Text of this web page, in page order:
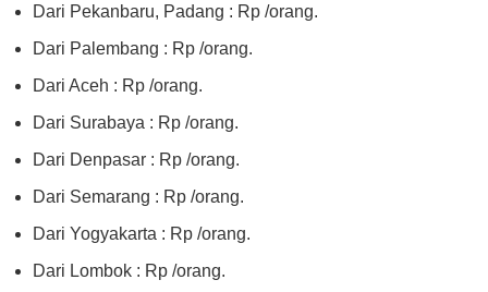
Dari Pekanbaru, Padang : Rp /orang.
Dari Palembang : Rp /orang.
Dari Aceh : Rp /orang.
Dari Surabaya : Rp /orang.
Dari Denpasar : Rp /orang.
Dari Semarang : Rp /orang.
Dari Yogyakarta : Rp /orang.
Dari Lombok : Rp /orang.